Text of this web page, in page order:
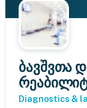
ბავშვთა
Diagnostics &